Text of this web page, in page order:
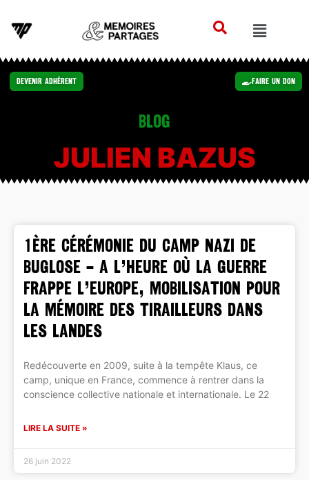
Devenir Adhérent Faire un Don
Blog
JULIEN BAZUS
1ÈRE CÉRÉMONIE DU CAMP NAZI DE
BUGLOSE – A l’heure où la guerre
frappe l’Europe, mobilisation pour
la mémoire des tirailleurs dans
les Landes
Redécouverte en 2009, suite à la tempête Klaus, ce
camp, unique en France, commence à rentrer dans la
conscience collective nationale et internationale. Le 22
LIRE LA SUITE »
26 juin 2022